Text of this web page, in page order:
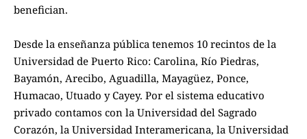
benefician.
Desde la enseñanza pública tenemos 10 recintos de la
Universidad de Puerto Rico: Carolina, Río Piedras,
Bayamón, Arecibo, Aguadilla, Mayagüez, Ponce,
Humacao, Utuado y Cayey. Por el sistema educativo
privado contamos con la Universidad del Sagrado
Corazón, la Universidad Interamericana, la Universidad